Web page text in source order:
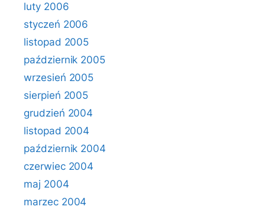
luty 2006
styczeń 2006
listopad 2005
październik 2005
wrzesień 2005
sierpień 2005
grudzień 2004
listopad 2004
październik 2004
czerwiec 2004
maj 2004
marzec 2004